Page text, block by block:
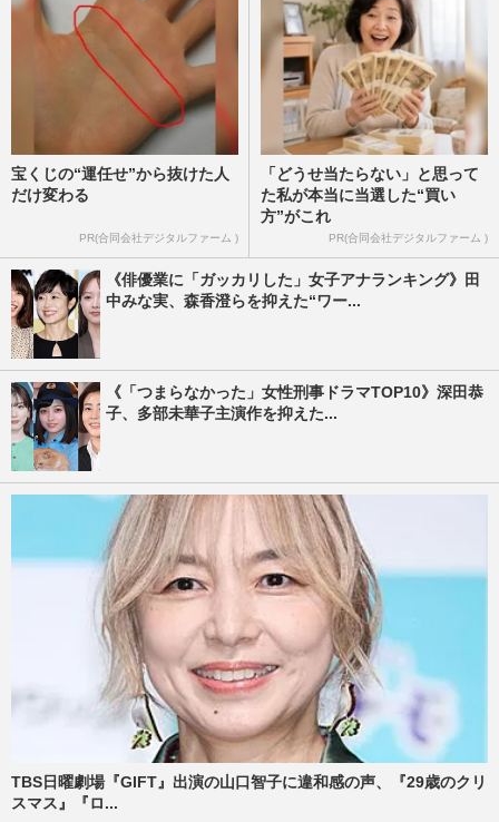
宝くじの“運任せ”から抜けた人
だけ変わる
PR(合同会社デジタルファーム )
「どうせ当たらない」と思って
た私が本当に当選した“買い
方”がこれ
PR(合同会社デジタルファーム )
《俳優業に「ガッカリした」女子アナランキング》田
中みな実、森香澄らを抑えた“ワー...
《「つまらなかった」女性刑事ドラマTOP10》深田恭
子、多部未華子主演作を抑えた...
TBS日曜劇場『GIFT』出演の山口智子に違和感の声、『29歳のクリ
スマス』『ロ...